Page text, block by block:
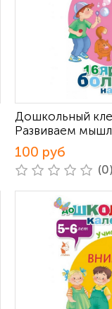
Дошкольный
Развиваем
100 руб